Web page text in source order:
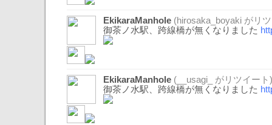
EkikaraManhole (hirosaka_boyaki がリ
御茶ノ水駅、跨線橋が無くなりました
EkikaraManhole ( __usagi_
がリツイート)
御茶ノ水駅、跨線橋が無くなりました